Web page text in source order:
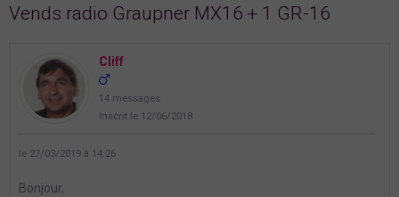
Vends radio Graupner MX16 + 1 GR-16
Cliff
14 messages
Inscrit le 12/06/2018
le 27/03/2019 à 14:26
Bonjour,